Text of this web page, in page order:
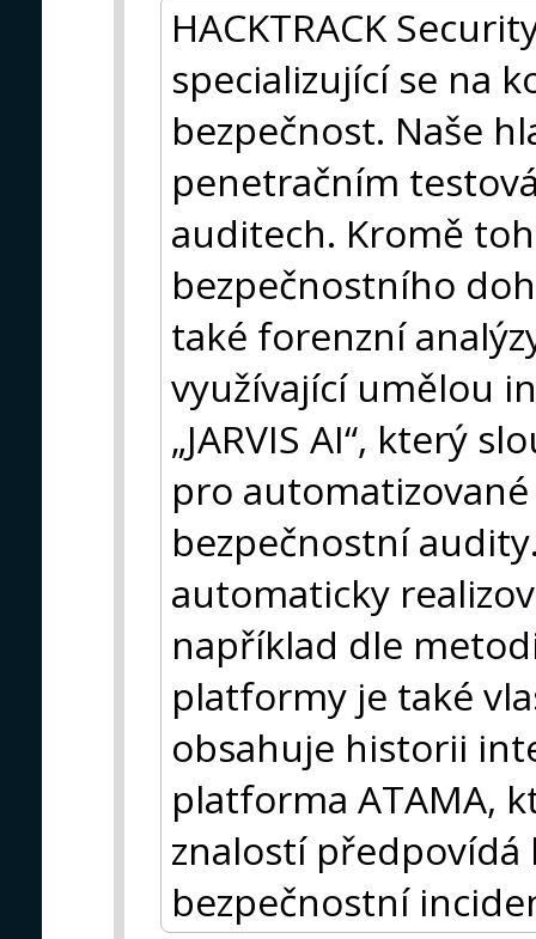
HACKTRACK
specializující se na
bezpečnost. Naše
penetračním
auditech. Kromě
bezpečnostního
také forenzní
využívající umělou
„JARVIS AI“, který
pro
bezpečnostní
automaticky
například dle
platformy je také
obsahuje historii
platforma ATAMA,
znalostí
bezpečnostní